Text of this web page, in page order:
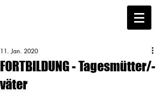
FORTBILDUNG - Tagesmütter/-
väter
11. Jan. 2020